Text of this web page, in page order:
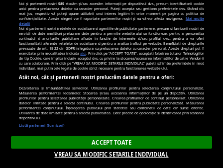
turn.com
uid
Terț
179 zile
hit.gemius.pl
Terț
Noi și partenerii noștri585 stocăm și/sau accesăm informații pe dispozitivul dvs., precum identificatorii cookie
unici pentru prelucrarea datelor cu caracter personal. Puteți accepta sau gestiona preferințele dvs. făcând clic
mai jos, respectiv vă puteți opune utilizării unui interes legitim în orice moment pe pagina cu politica de
confidențialitate. Aceste alegeri vor fi raportate partenerilor noștri și nu vă vor afecta navigarea.
Mai multe
detalii
Noi si partenerii nostri (retelele de socializare si agentiile de publicitate partenere, precum si furnizorii nostri de
servicii de date analitice) prelucram date pentru a permite website-ului sa functioneze, pentru a personaliza
continutul si anunturile publicitare afisate in functie de interesele si/sau profilul dvs., pentru a va oferi
functionalitati aferente retelelor de socializare si pentru a analiza traficul pe website. Beneficiati de drepturile
prevazute de art. 15-22 din GDPR in legatura cu prelucrarea datelor cu caracter personal. Aceste drepturi pot fi
exercitate prin modalitatea indicataaici . Prin click pe “ACCEPT TOATE”, acceptati folosirea tuturor Tehnologiilor
de tip Cookie, care implica inclusiv acceptul dvs. cu privire la stocarea/accesarea informatiilor de catre Vendor-ii
cu care colaboram. Prin click pe “VREAU SA MODIFIC SETARILE INDIVIDUAL” puteti schimba preferintele in mod
individual, mai putin cele legate de cookie strict necesare pentru functionarea website-ului.
Atât noi, cât și partenerii noștri prelucrăm datele pentru a oferi:
Dezvoltarea și îmbunătățirea serviciilor. Utilizarea profilurilor pentru selectarea conținutului personalizat.
Măsurarea performanței reclamelor. Stocarea și/sau accesarea informațiilor de pe un dispozitiv. Utilizarea
profilurilor pentru selectarea publicității personalizate. Crearea profilurilor de conținut personalizat. Utilizarea
datelor limitate pentru a selecta conținutul. Crearea profilurilor pentru publicitate personalizată. Măsurarea
performanței conținutului. Înțelegerea publicului prin statistici sau combinații de date din surse diferite.
Utilizarea de date limitate pentru a selecta publicitatea. Date precise de geolocație și identificarea prin scanarea
dispozitivului.
Listă parteneri (furnizori)
ACCEPT TOATE
VREAU SA MODIFIC SETARILE INDIVIDUAL